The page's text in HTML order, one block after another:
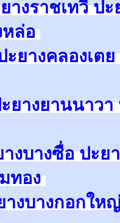
างราชเทวีปะ
หล่อ
ะยางคลองเตย
ยางยานนาวา
งบางซื่อปะย
ทอง
างบางกอกให